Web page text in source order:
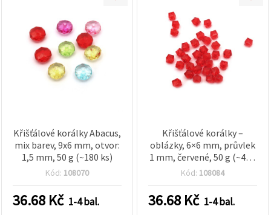
Křišťálové korálky Abacus,
mix barev, 9x6 mm, otvor:
1,5 mm, 50 g (~180 ks)
Kód: 108070
36.68 Kč 1-4 bal.
Křišťálové korálky –
oblázky, 6×6 mm, průvlek
1 mm, červené, 50 g (~470
ks)
Kód: 108084
36.68 Kč 1-4 bal.